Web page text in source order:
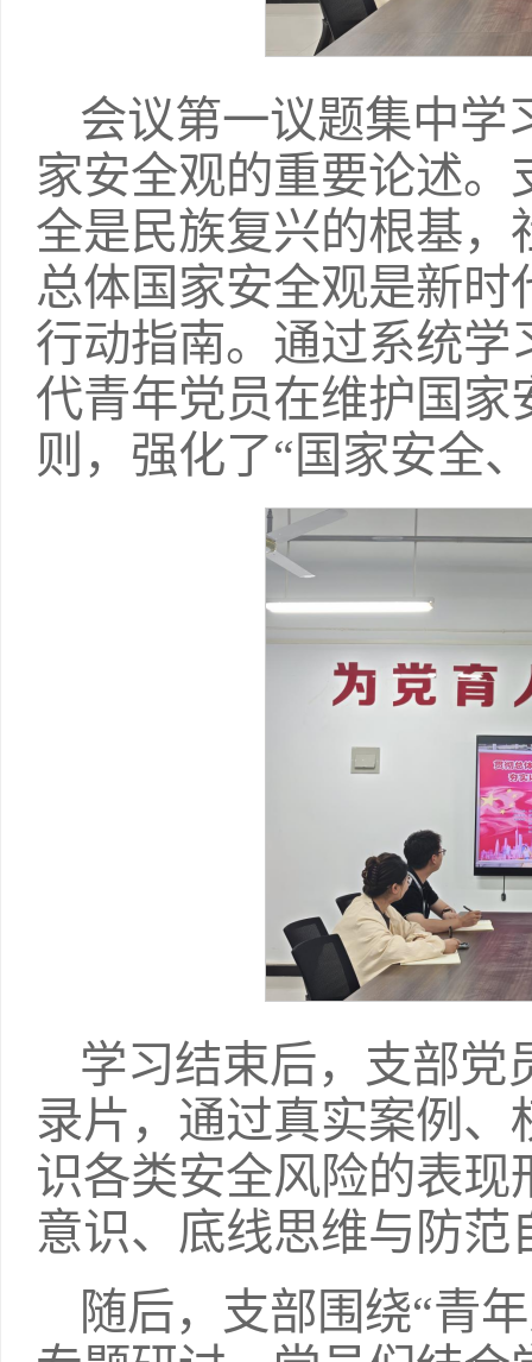
会议第一议题集中学
家安全观的重要论述
全是民族复兴的根基
总体国家安全观是新
行动指南。通过系统
代青年党员在维护国
则，强化了“国家安全
学习结束后，支部党
录片，通过真实案例
识各类安全风险的表
意识、底线思维与防范
随后，支部围绕“青